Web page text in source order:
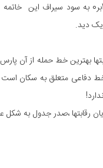
دربی کنگانی ها که با نتیجه
دید.
رقابتها ،صدر جدول به